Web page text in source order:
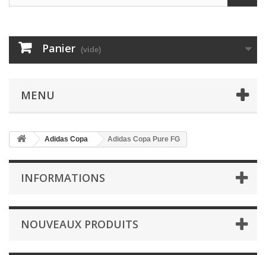
Panier (vide)
MENU
Adidas Copa Adidas Copa Pure FG
INFORMATIONS
NOUVEAUX PRODUITS